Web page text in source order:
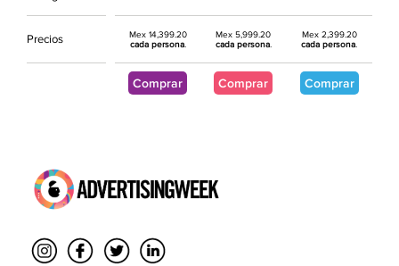
Precios
Mex 14,399.20
cada persona.
Mex 5,999.20
cada persona.
Mex 2,399.20
cada persona
Comprar Comprar Comprar